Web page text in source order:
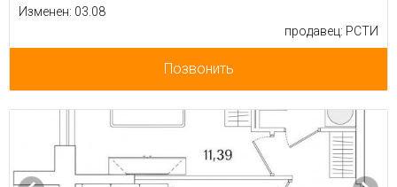
Изменен: 03.08
продавец: РСТИ
Позвонить